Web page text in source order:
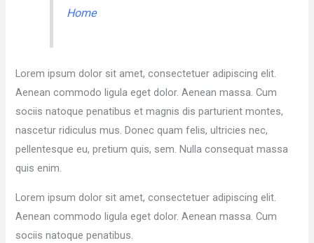
Home
Lorem ipsum dolor sit amet, consectetuer adipiscing elit.
Aenean commodo ligula eget dolor. Aenean massa. Cum
sociis natoque penatibus et magnis dis parturient montes,
nascetur ridiculus mus. Donec quam felis, ultricies nec,
pellentesque eu, pretium quis, sem. Nulla consequat massa
quis enim.
Lorem ipsum dolor sit amet, consectetuer adipiscing elit.
Aenean commodo ligula eget dolor. Aenean massa. Cum
sociis natoque penatibus.